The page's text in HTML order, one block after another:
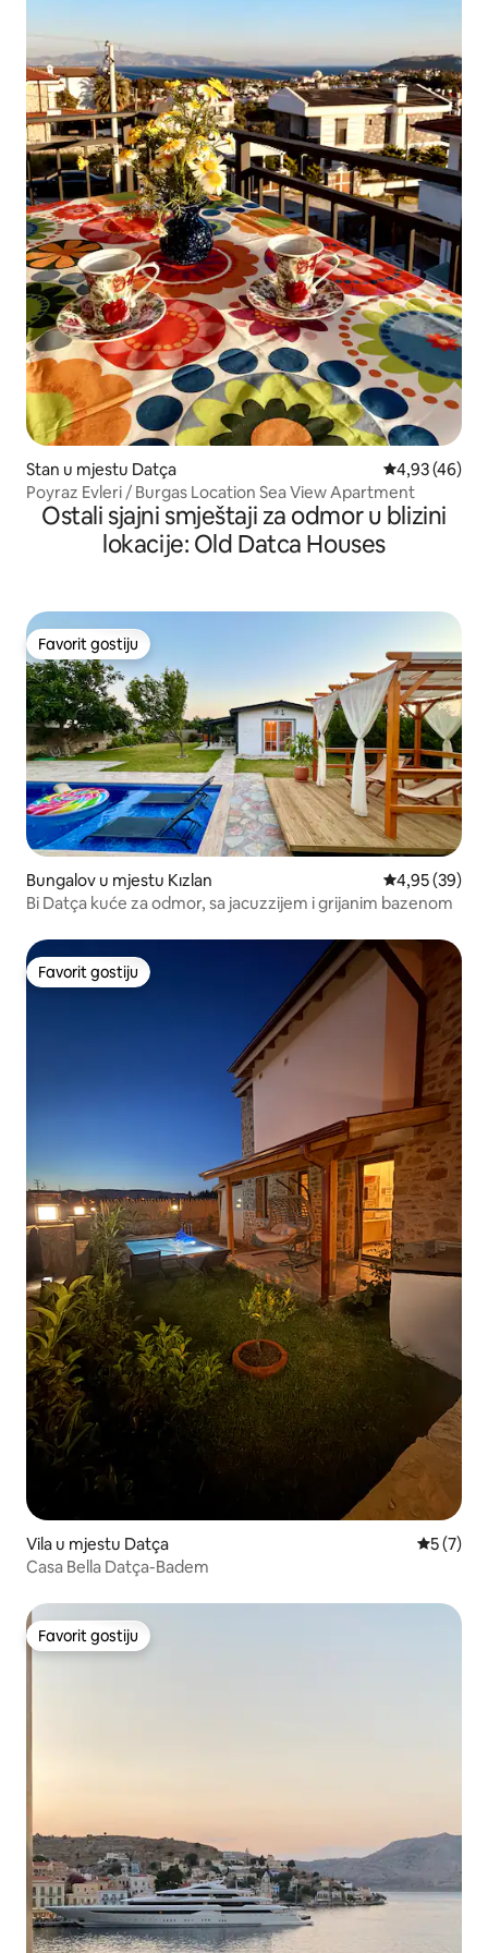
Stan u mjestu Datça Prosječna
4,93 (46)
Poyraz Evleri / Burgas Location Sea View Apartment
Ostali sjajni smještaji za odmor u blizini
lokacije: Old Datca Houses
Favorit gostiju
Favorit gostiju
Bungalov u mjestu Kızlan Prosječna
4,95 (39)
Bi Datça kuće za odmor, sa jacuzzijem i grijanim bazenom
Favorit gostiju
Favorit gostiju
Vila u mjestu Datça
5 (7)
Casa Bella Datça-Badem
Favorit gostiju
Favorit gostiju